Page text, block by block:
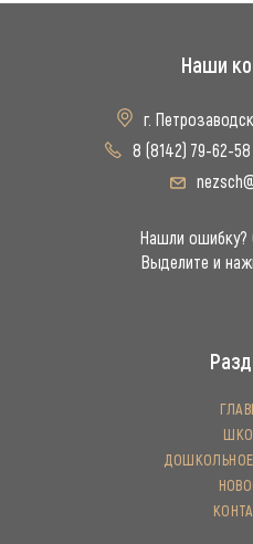
Наши
г.
8 (8142) 79-62-58
Нашли
Выделите и